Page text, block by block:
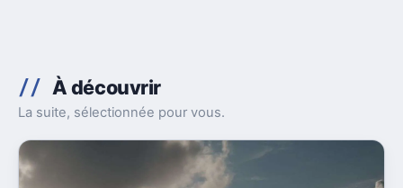
À découvrir
La suite, sélectionnée pour vous.